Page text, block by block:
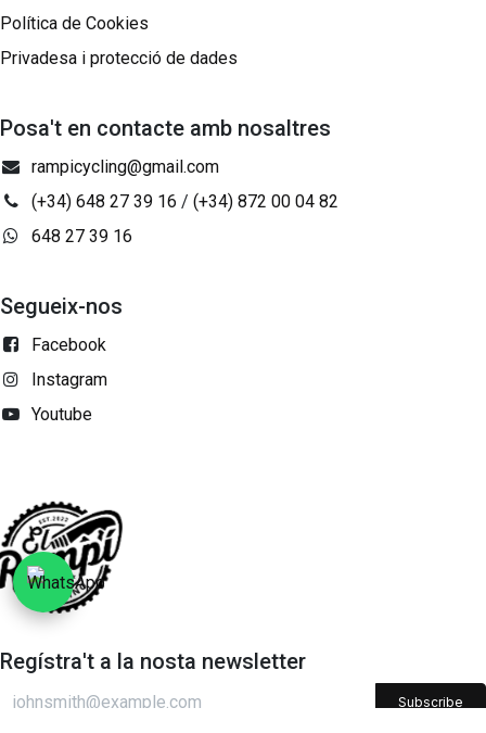
Política de Cookies
Privadesa i protecció de dades
Posa't en contacte amb nosaltres
rampicycling@gmail.com
(+34) 648 27 39 16 / (+34) 872 00 04 82
648 27 39 16
Segueix-nos
Facebook
Instagram
Youtube
Regístra't a la nosta newsletter
Subscribe